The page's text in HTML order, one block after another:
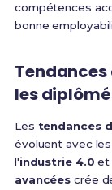
compétences
bonne
les
Les tendances
évoluent avec
l'industrie 4.0 et
avancées crée